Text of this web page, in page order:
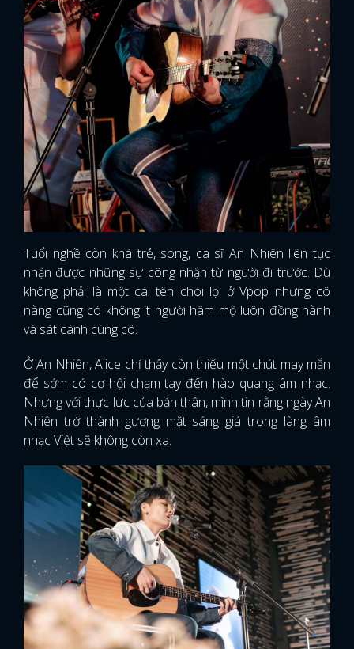
Tuổi nghề còn khá trẻ, song, ca sĩ An Nhiên liên tục
nhận được những sự công nhận từ người đi trước. Dù
không phải là một cái tên chói lọi ở Vpop nhưng cô
nàng cũng có không ít người hâm mộ luôn đồng hành
và sát cánh cùng cô.
Ở An Nhiên, Alice chỉ thấy còn thiếu một chút may mắn
để sớm có cơ hội chạm tay đến hào quang âm nhạc.
Nhưng với thực lực của bản thân, mình tin rằng ngày An
Nhiên trở thành gương mặt sáng giá trong làng âm
nhạc Việt sẽ không còn xa.